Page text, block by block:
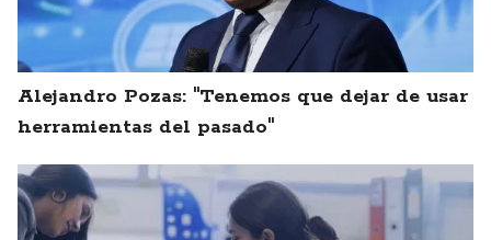
Alejandro Pozas: "Tenemos que dejar de usar
herramientas del pasado"